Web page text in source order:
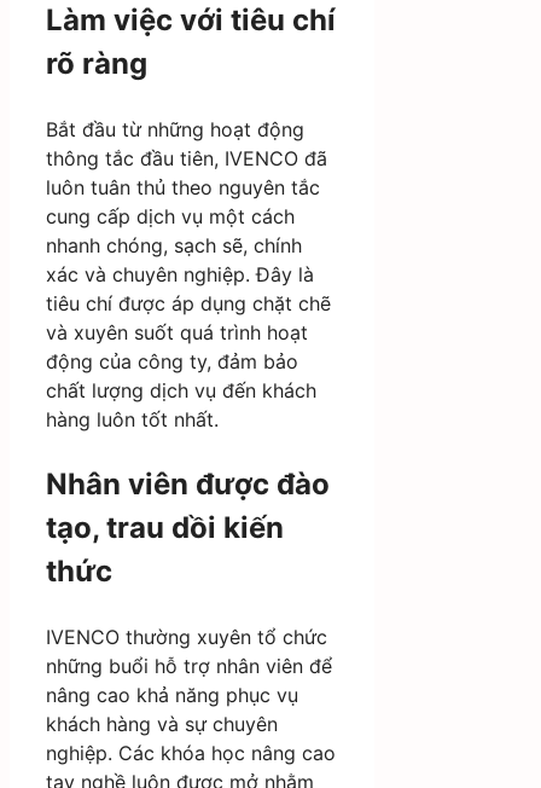
Làm việc với tiêu chí
rõ ràng
Bắt đầu từ những hoạt động
thông tắc đầu tiên, IVENCO đã
luôn tuân thủ theo nguyên tắc
cung cấp dịch vụ một cách
nhanh chóng, sạch sẽ, chính
xác và chuyên nghiệp. Đây là
tiêu chí được áp dụng chặt chẽ
và xuyên suốt quá trình hoạt
động của công ty, đảm bảo
chất lượng dịch vụ đến khách
hàng luôn tốt nhất.
Nhân viên được đào
tạo, trau dồi kiến
thức
IVENCO thường xuyên tổ chức
những buổi hỗ trợ nhân viên để
nâng cao khả năng phục vụ
khách hàng và sự chuyên
nghiệp. Các khóa học nâng cao
tay nghề luôn được mở nhằm